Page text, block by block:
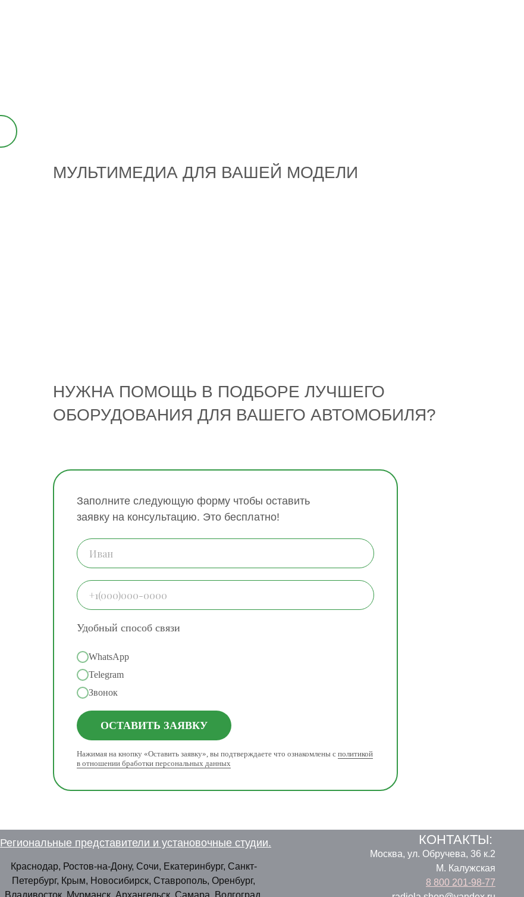
МУЛЬТИМЕДИА ДЛЯ ВАШЕЙ МОДЕЛИ
НУЖНА ПОМОЩЬ В ПОДБОРЕ ЛУЧШЕГО
ОБОРУДОВАНИЯ ДЛЯ ВАШЕГО АВТОМОБИЛЯ?
Удобный способ связи
WhatsApp
Telegram
Звонок
ОСТАВИТЬ ЗАЯВКУ
Нажимая на кнопку «Оставить заявку», вы подтверждаете что ознакомлены с политикой
в отношении бработки персональных данных
Заполните следующую форму чтобы оставить
заявку на консультацию. Это бесплатно!
КОНТАКТЫ:
Москва, ул. Обручева, 36 к.2
M. Калужская
8 800 201-98-77
Региональные представители и установочные студии.
Краснодар, Ростов-на-Дону, Сочи, Екатеринбург, Санкт-
Петербург, Крым, Новосибирск, Ставрополь, Оренбург,
Владивосток, Мурманск, Архангельск, Самара, Волгоград,